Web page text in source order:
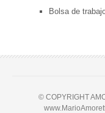
Bolsa de
© COPYRIGHT